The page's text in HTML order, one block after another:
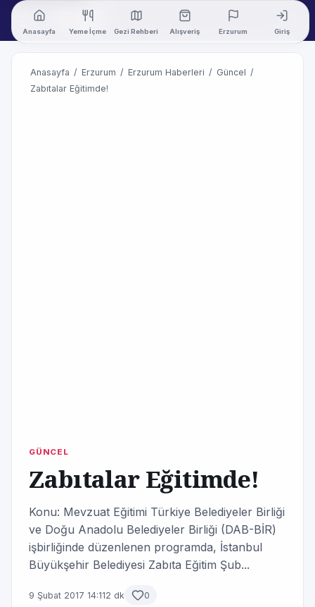
Anasayfa Yeme İçme Gezi Rehberi Alışveriş Erzurum Giriş
Anasayfa / Erzurum / Erzurum Haberleri / Güncel /
Zabıtalar Eğitimde!
GÜNCEL
Zabıtalar Eğitimde!
Konu: Mevzuat Eğitimi Türkiye Belediyeler Birliği
ve Doğu Anadolu Belediyeler Birliği (DAB-BİR)
işbirliğinde düzenlenen programda, İstanbul
Büyükşehir Belediyesi Zabıta Eğitim Şub...
9 Şubat 2017 14:112 dk 0